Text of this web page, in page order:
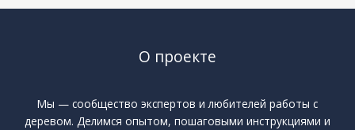
О проекте
Мы — сообщество экспертов и любителей работы с
деревом. Делимся опытом, пошаговыми инструкциями и